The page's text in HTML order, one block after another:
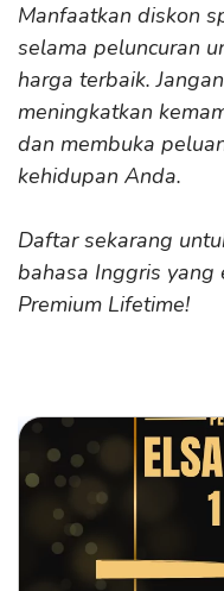
Manfaatkan diskon
selama peluncuran
harga terbaik.
meningkatkan
dan membuka
kehidupan Anda.
Daftar sekarang
bahasa Inggris yang
Premium Lifetime!